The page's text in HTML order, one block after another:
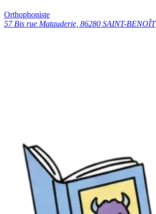
Orthophoniste
57 Bis rue Matauderie, 86280 SAINT-BENOÎT